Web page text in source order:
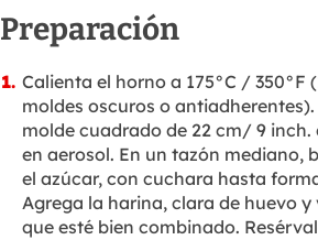
Preparación
Calienta el horno a 175°C / 350°F
moldes oscuros o
molde cuadrado de 22 cm/ 9
en aerosol. En un tazón mediano,
el azúcar, con cuchara hasta
Agrega la harina, clara de huevo
que esté bien combinado.